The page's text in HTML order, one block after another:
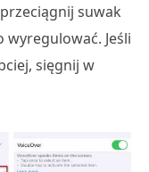
suwak
wyregulować. Jeśli
sięgnij w